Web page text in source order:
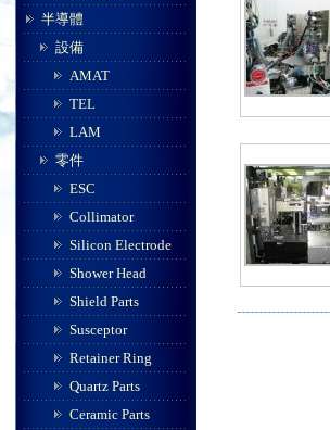
半導體
設備
AMAT
TEL
LAM
零件
ESC
Collimator
Silicon Electrode
Shower Head
Shield Parts
Susceptor
Retainer Ring
Quartz Parts
Ceramic Parts